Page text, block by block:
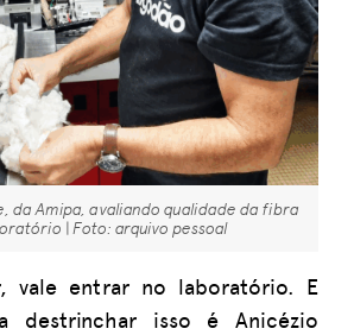
da Amipa, avaliando qualidade da fibra
| Foto: arquivo pessoal
vale entrar no laboratório. E
destrinchar isso é Anicézio